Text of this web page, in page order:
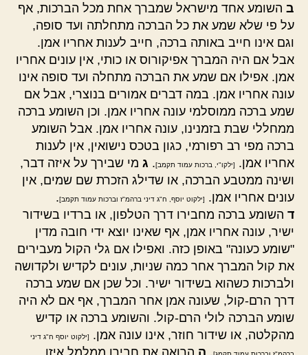
ב השומע אחד מישראל שמברך אחת מכל הברכות, אף
על פי שלא שמע את כל הברכה מתחלתה ועד סופה,
וגם אינו חייב באותה ברכה, חייב לענות אחריו אמן.
אבל אם היה המברך אפיקורוס או כותי, אין עונים אחריו
אמן. אפילו אם שמע את הברכה מתחלה ועד סופה אינו
עונה אחריו אמן. במה דברים אמורים בנוצרי, אבל אם
שמע ברכה ממוסלמי עונה אחריו אמן. וכן השומע ברכה
ממחללי שבת בזמנינו, עונה אחריו אמן. אבל השומע
ברכה מפי רב רפורמי, כגון בטכס נישואין, אין לענות
אחריו אמן.
[ילקו"י, ברכות עמוד תקמב]. ג מי שבירך על איזה דבר,
ושינה ממטבע הברכה, או שדילג הזכרת שם שמים, אין
עונים אחריו אמן.
[ילקוט יוסף, ח"ג דיני ברהמ"ז וברכות עמוד תקמב].
ד השומע ברכה מחבירו דרך הטלפון, או ברדיו בשידור
ישיר, עונה אחריו אמן, אף שאינו יוצא ידי חובה מדין
"שומע כעונה" באופן כזה. ואפילו אם גלי הקול מעבירים
את קול המברך אחר כמה שניות, עונים לקדיש ולקדושה
ולברכות כשהוא בשידור ישיר. וכל שכן אם שמע ברכה
דרך הרם-קול, שעונה אמן אחר המברך, אף אם לא היה
שומע הברכה לולי הרם-קול. והשומע ברכה או קדיש
מהקלטה, או שידור חוזר, אינו עונה אמן.
[ילקוט יוסף ח"ג דיני
. ה הרואה את חבירו ממלמל איזו